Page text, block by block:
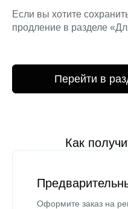
Если вы хотите
продление в разделе
Перейти в
Как
Оформите заказ на